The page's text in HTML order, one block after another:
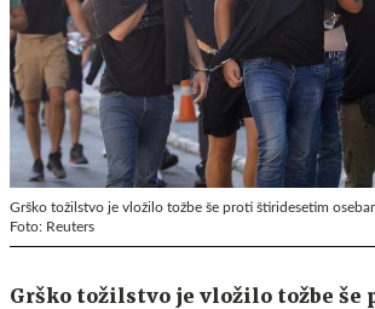
Grško tožilstvo je vložilo tožbe še proti štiridesetim
Foto: Reuters
Grško tožilstvo je vložilo tožbe še